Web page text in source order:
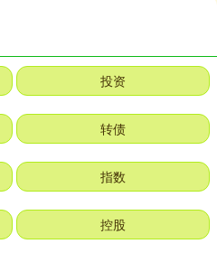
投资
转债
指数
控股